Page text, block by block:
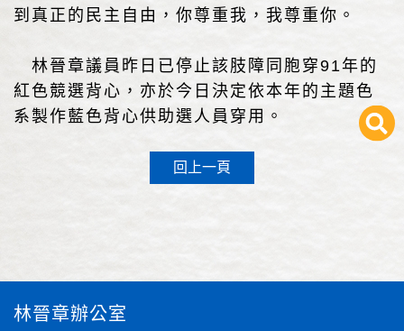
到真正的民主自由，你尊重我，我尊重你。
林晉章議員昨日已停止該肢障同胞穿91年的
紅色競選背心，亦於今日決定依本年的主題色
系製作藍色背心供助選人員穿用。
回上一頁
林晉章辦公室